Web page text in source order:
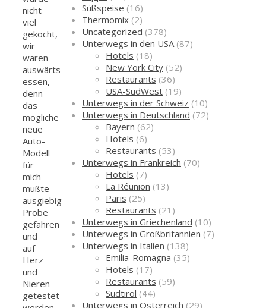
nicht
viel
gekocht,
wir
waren
auswärts
essen,
denn
das
mögliche
neue
Auto-
Modell
für
mich
mußte
ausgiebig
Probe
gefahren
und
auf
Herz
und
Nieren
getestet
Süßspeise (16)
Thermomix (2)
Uncategorized (378)
Unterwegs in den USA(87)
Hotels (18)
New York City (52)
Restaurants (36)
USA-SüdWest (19)
Unterwegs in der Schweiz (10)
Unterwegs in Deutschland (72)
Bayern (62)
Hotels (6)
Restaurants (53)
Unterwegs in Frankreich (70)
Hotels (7)
La Réunion (13)
Paris (25)
Restaurants (21)
Unterwegs in Griechenland (10)
Unterwegs in Großbritannien (7)
Unterwegs in Italien (138)
Emilia-Romagna (35)
Hotels (17)
Restaurants (59)
Südtirol (44)
Unterwegs in Österreich (29)